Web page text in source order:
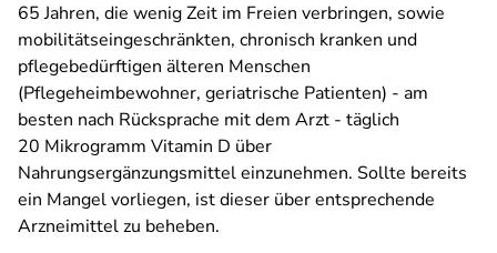
65 Jahren, die wenig Zeit im Freien verbringen, sowie
mobilitäts­eingeschränkten, chronisch kranken und
pflegebedürftigen älteren Menschen
(Pflegeheimbewohner, geriatrische Patienten) - am
besten nach Rücksprache mit dem Arzt - täglich
20 Mikrogramm Vitamin D über
Nahrungsergänzungsmittel einzunehmen. Sollte bereits
ein Mangel vorliegen, ist dieser über entsprechende
Arzneimittel zu beheben.